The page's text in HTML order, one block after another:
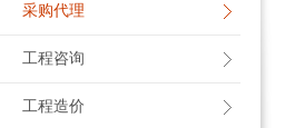
采购代理
工程咨询
工程造价